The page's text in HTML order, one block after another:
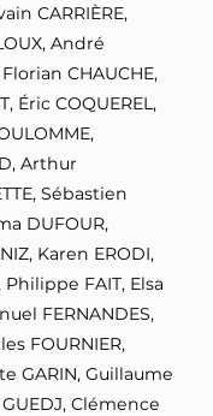
CARRIÈRE,
André
CHAUCHE,
Éric COQUEREL,
Arthur
Sébastien
DUFOUR,
Karen ERODI,
Philippe FAIT, Elsa
FERNANDES,
FOURNIER,
GARIN, Guillaume
Clémence